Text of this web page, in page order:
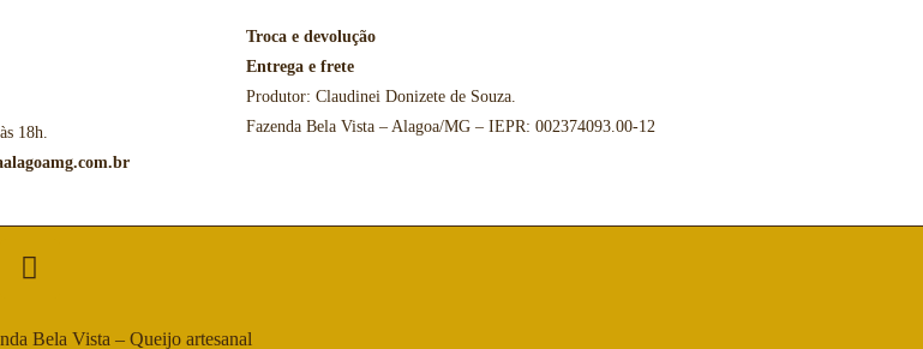
18h.
Troca e devolução
Entrega e frete
Produtor: Claudinei Donizete de Souza.
Fazenda Bela Vista – Alagoa/MG – IEPR: 002374093.00-12
Bela Vista – Queijo artesanal